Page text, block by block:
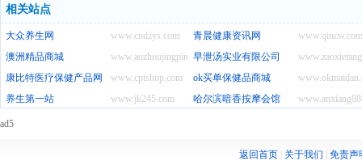
相关站点
www.cndzys.com
大众养生网
青晨健康资讯网
www.aozhoujingpin.com
澳洲精品商城
早泄汤实业有限公司
www.cptshop.com
康比特医疗保健产品网
ok买单保健品商城
www.jk245.com
养生第一站 哈尔滨暗香按摩会馆
ad5
返回首页| 关于我们
免责声